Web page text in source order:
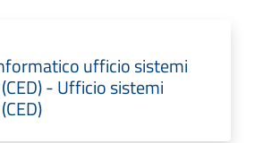
ufficio sistemi
- Ufficio sistemi